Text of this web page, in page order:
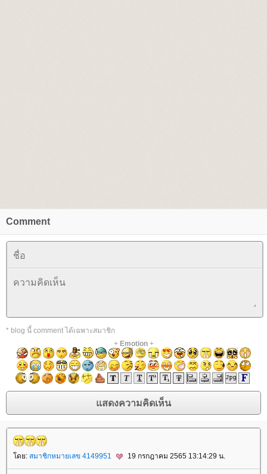
Comment
* blog นี้ comment ได้เฉพาะสมาชิก
+ Emotion+
ดย: สมาชิกหมายเลข 4149951 19 กรกฎาคม 2565 13:14:29 น.